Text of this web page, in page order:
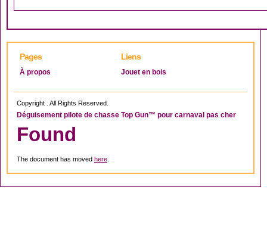
Pages
À propos
Liens
Jouet en bois
Copyright . All Rights Reserved.
Déguisement pilote de chasse Top Gun™ pour carnaval pas cher
Found
The document has moved here